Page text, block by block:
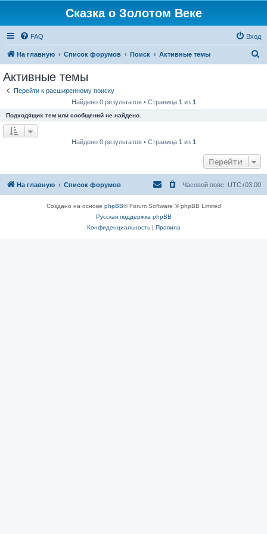
Сказка о Золотом Веке
FAQ Вход
На главную Список форумов Поиск Активные темы
Активные темы
Перейти к расширенному поиску
Найдено 0 результатов • Страница 1 из 1
Подходящих тем или сообщений не найдено.
Найдено 0 результатов • Страница 1 из 1
Перейти
На главную Список форумов Часовой пояс: UTC+03:00
Создано на основе phpBB® Forum Software © phpBB Limited
Русская поддержка phpBB
Конфиденциальность| Правила